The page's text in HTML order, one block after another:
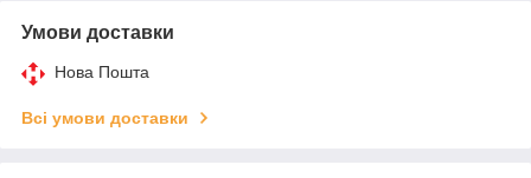
Умови доставки
Нова Пошта
Всі умови доставки